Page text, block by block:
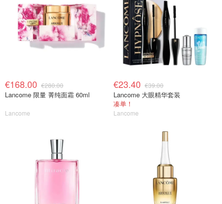
€168.00 €280.00
Lancome 限量 菁纯面霜 60ml
Lancome
€23.40 €39.00
Lancome 大眼精华套装
凑单！
Lancome